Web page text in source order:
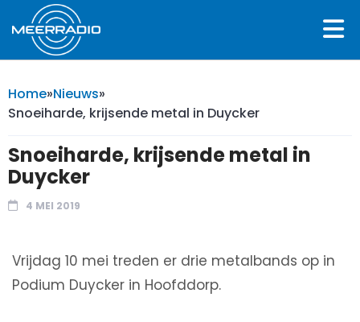
Home»Nieuws»
Snoeiharde, krijsende metal in Duycker
Snoeiharde, krijsende metal in
Duycker
4 MEI 2019
Vrijdag 10 mei treden er drie metalbands op in
Podium Duycker in Hoofddorp.